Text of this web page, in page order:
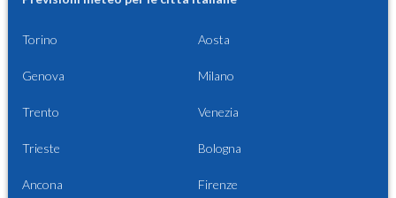
Torino Aosta
Genova Milano
Trento Venezia
Trieste Bologna
Ancona Firenze